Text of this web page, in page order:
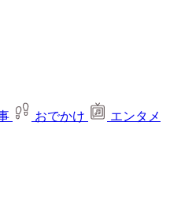
おでかけ
エンタメ